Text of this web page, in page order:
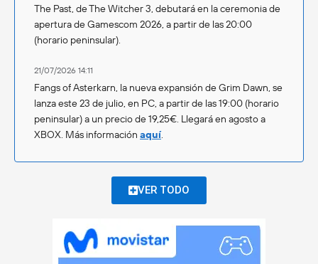
The Past, de The Witcher 3, debutará en la ceremonia de
apertura de Gamescom 2026, a partir de las 20:00
(horario peninsular).
21/07/2026 14:11
Fangs of Asterkarn, la nueva expansión de Grim Dawn, se
lanza este 23 de julio, en PC, a partir de las 19:00 (horario
peninsular) a un precio de 19,25€. Llegará en agosto a
XBOX. Más información aquí.
VER TODO